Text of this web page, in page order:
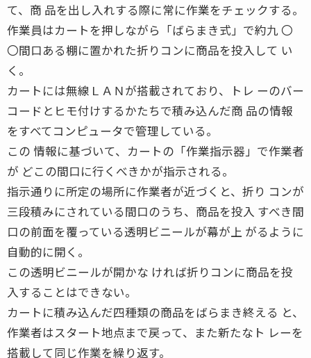
て、商 品を出し入れする際に常に作業をチェックする。
作業員はカートを押しながら「ばらまき式」で約九 〇
〇間口ある棚に置かれた折りコンに商品を投入して い
く。
カートには無線ＬＡＮが搭載されており、トレ ーのバー
コードとヒモ付けするかたちで積み込んだ商 品の情報
をすべてコンピュータで管理している。
この 情報に基づいて、カートの「作業指示器」で作業者
が どこの間口に行くべきかが指示される。
指示通りに所定の場所に作業者が近づくと、折り コンが
三段積みにされている間口のうち、商品を投入 すべき間
口の前面を覆っている透明ビニールが幕が上 がるように
自動的に開く。
この透明ビニールが開かな ければ折りコンに商品を投
入することはできない。
カートに積み込んだ四種類の商品をばらまき終える と、
作業者はスタート地点まで戻って、また新たなト レーを
搭載して同じ作業を繰り返す。